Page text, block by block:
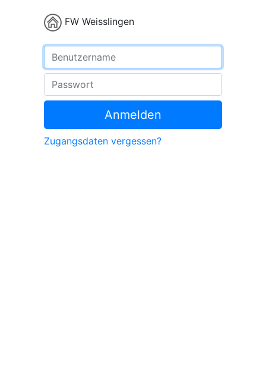
FW Weisslingen
Benutzername
Passwort
Anmelden
Zugangsdaten vergessen?